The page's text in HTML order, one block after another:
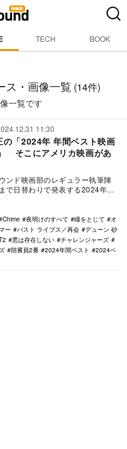
TECH BOOK
ス・画像一覧 (14件)
一覧です
11:30
の「2024年 年間ベスト映画
そこにアメリカ映画があ
ンド映画部のレギュラー執筆陣
で日替わりで発表する2024年の
企画。映画、国内ドラマ、海外
…
Chime 夜明けのすべて 瞳をとじて
オ
ー
パスト ライブス／再会
デューン 砂
悪は存在しない
チャレンジャーズ
陪審員2番 2024年間ベスト
2024ベ